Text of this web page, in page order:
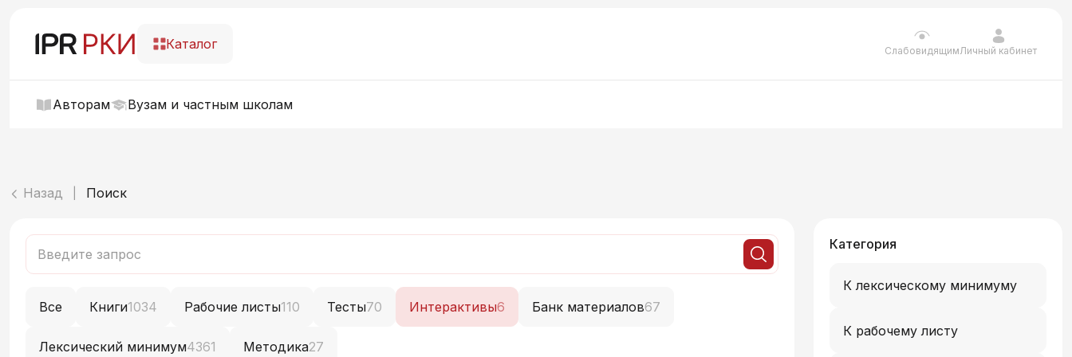
Каталог СлабовидящимЛичный кабинет
Авторам Вузам и частным школам
Назад Поиск
Все Книги1034 Рабочие листы110 Тесты70 Интерактивы6 Банк материалов67
Лексический минимум4361 Методика27
Категория
К лексическому минимуму
К рабочему листу